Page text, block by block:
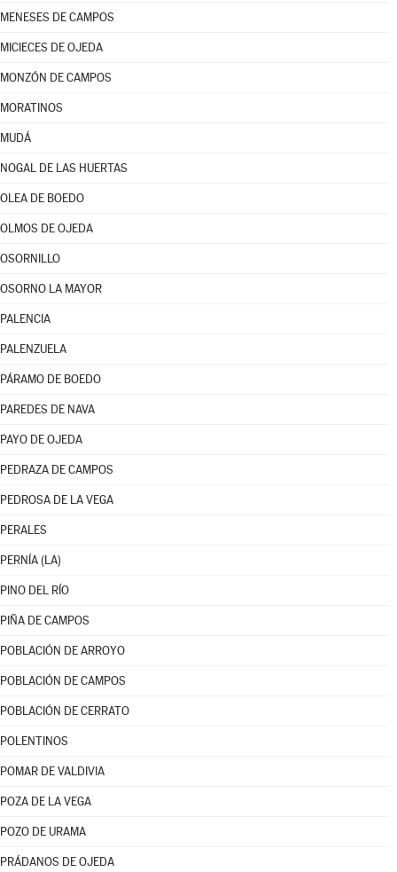
MENESES DE CAMPOS
MICIECES DE OJEDA
MONZÓN DE CAMPOS
MORATINOS
MUDÁ
NOGAL DE LAS HUERTAS
OLEA DE BOEDO
OLMOS DE OJEDA
OSORNILLO
OSORNO LA MAYOR
PALENCIA
PALENZUELA
PÁRAMO DE BOEDO
PAREDES DE NAVA
PAYO DE OJEDA
PEDRAZA DE CAMPOS
PEDROSA DE LA VEGA
PERALES
PERNÍA (LA)
PINO DEL RÍO
PIÑA DE CAMPOS
POBLACIÓN DE ARROYO
POBLACIÓN DE CAMPOS
POBLACIÓN DE CERRATO
POLENTINOS
POMAR DE VALDIVIA
POZA DE LA VEGA
POZO DE URAMA
PRÁDANOS DE OJEDA